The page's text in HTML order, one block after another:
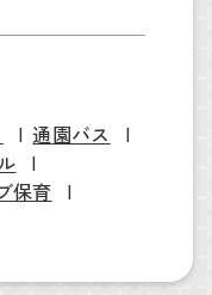
通園バス
保育